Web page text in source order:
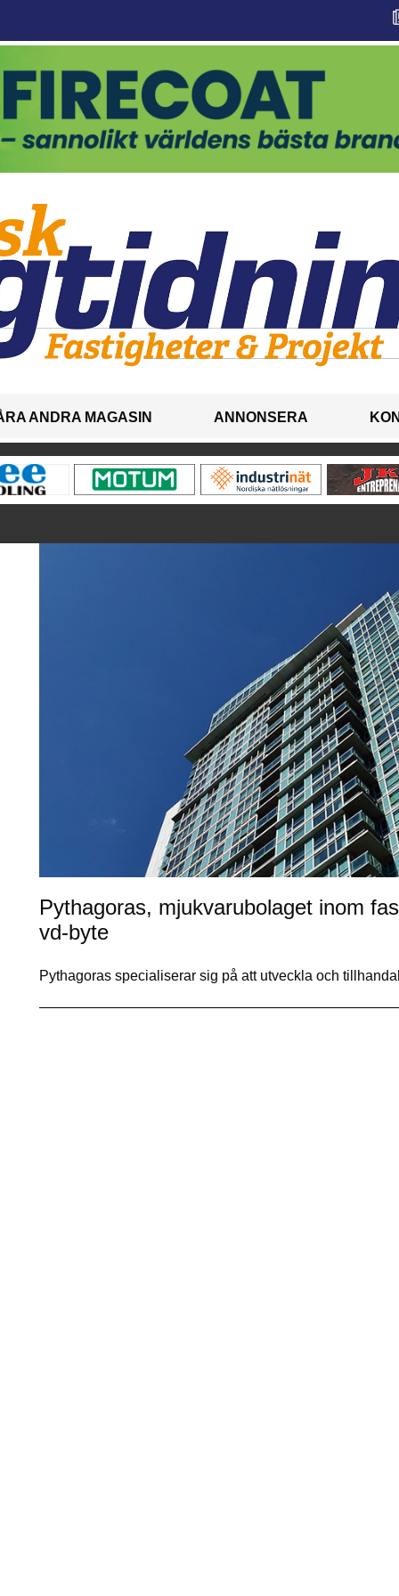
ANDRA MAGASIN ANNONSERA
Pythagoras, mjukvarubolaget inom
vd-byte
Pythagoras specialiserar sig på att utveckla och